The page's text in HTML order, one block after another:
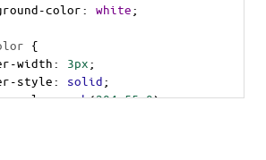
color: white;
{
width: 3px;
style: solid;
color: rgb(204,55,0);